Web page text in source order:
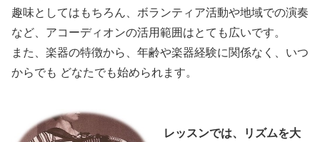
趣味としてはもちろん、ボランティア活動や地域での演奏
など、アコーディオンの活用範囲はとても広いです。
また、楽器の特徴から、年齢や楽器経験に関係なく、いつ
からでも どなたでも始められます。
レッスンでは、リズムを大